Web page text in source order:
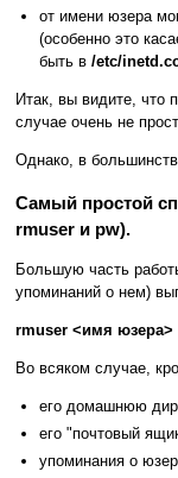
от имени юзера
(особенно это
быть в /etc/
Итак, вы видите, что
случае очень не
Однако, в
Самый простой
rmuser и pw).
Большую часть
упоминаний о нем)
rmuser <имя юзера>
Во всяком случае,
его домашнюю
его "почтовый
упоминания о